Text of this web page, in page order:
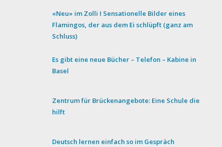
«Neu» im Zolli I Sensationelle Bilder eines
Flamingos, der aus dem Ei schlüpft (ganz am
Schluss)
Es gibt eine neue Bücher – Telefon – Kabine in
Basel
Zentrum für Brückenangebote: Eine Schule die
hilft
Deutsch lernen einfach so im Gespräch